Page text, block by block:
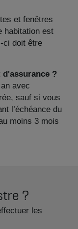
et fenêtres
habitation est
ci doit être
?
avec
sauf si vous
l’échéance du
moins 3 mois
?
les